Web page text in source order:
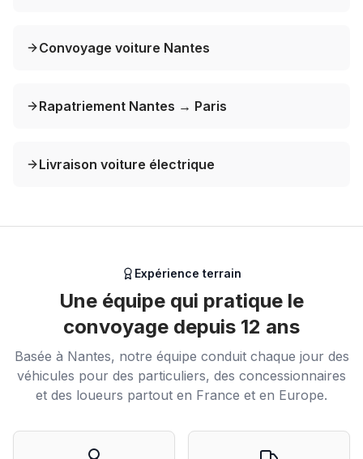
Convoyage voiture Nantes
Rapatriement Nantes → Paris
Livraison voiture électrique
Expérience terrain
Une équipe qui pratique le
convoyage depuis 12 ans
Basée à Nantes, notre équipe conduit chaque jour des
véhicules pour des particuliers, des concessionnaires
et des loueurs partout en France et en Europe.